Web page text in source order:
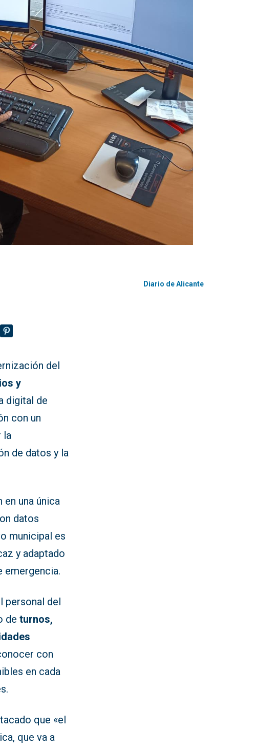
Diario de Alicante
del
y
digital de
con un
la
de datos y la
una única
datos
municipal es
y adaptado
emergencia.
personal del
deturnos,
con
en cada
que «el
que va a